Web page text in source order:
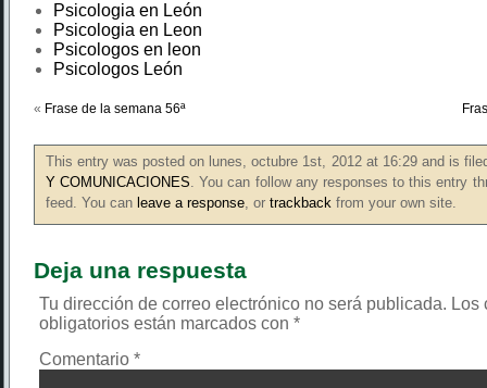
Psicologia en León
Psicologia en Leon
Psicologos en leon
Psicologos León
« Frase de la semana 56ª
This entry was posted on lunes, octubre 1st, 2012 at 16:29 and is
Y COMUNICACIONES. You can follow any responses to this entry
feed. You can leave a response, or trackback from your own site.
Deja una respuesta
Tu dirección de correo electrónico no será publicada. Los
obligatorios están marcados con *
Comentario *